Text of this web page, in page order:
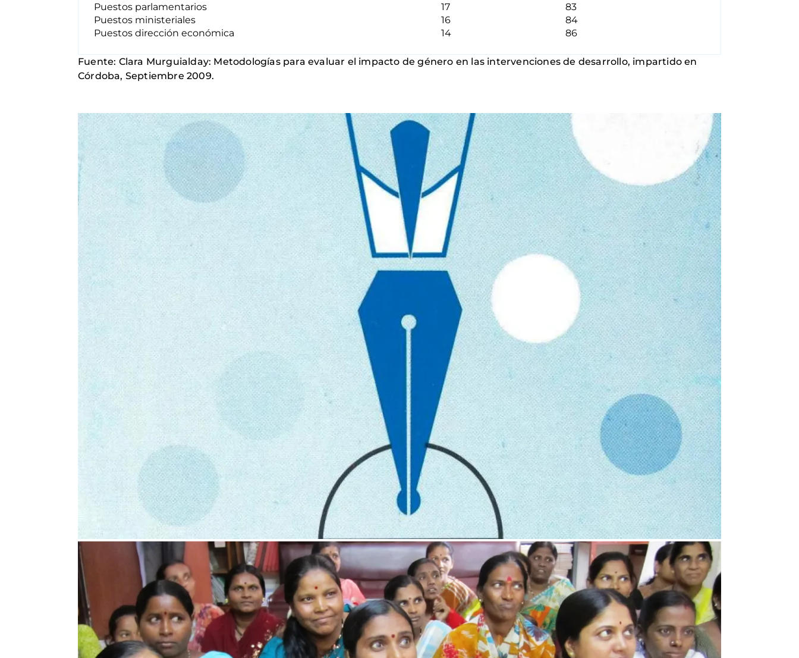
Puestos parlamentarios
17
83
Puestos ministeriales
16
84
Puestos dirección económica
14 86
Fuente: Clara Murguialday: Metodologías para evaluar el impacto de género en las intervenciones de desarrollo, impartido en
Córdoba, Septiembre 2009.